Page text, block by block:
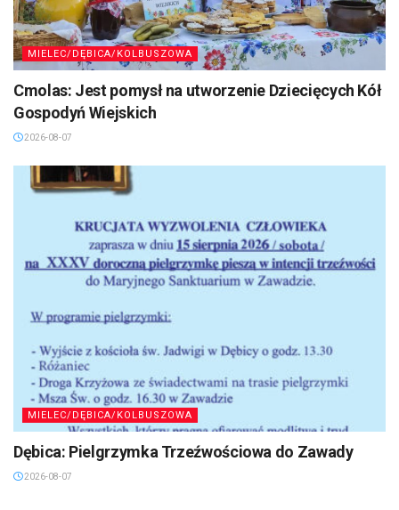
MIELEC/DĘBICA/KOLBUSZOWA
Cmolas: Jest pomysł na utworzenie Dziecięcych Kół
Gospodyń Wiejskich
2026-08-07
MIELEC/DĘBICA/KOLBUSZOWA
Dębica: Pielgrzymka Trzeźwościowa do Zawady
2026-08-07